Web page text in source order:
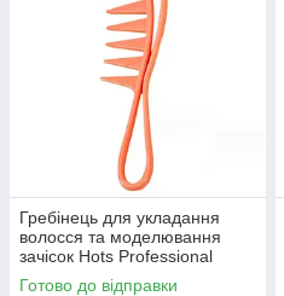
Гребінець для укладання
волосся та моделювання
зачісок Hots Professional
Akula Coral (HP22456-CR)
Готово до відправки